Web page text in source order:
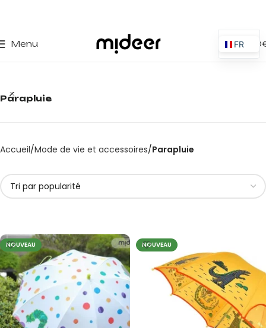
Menu 0,00
Parapluie
Accueil Mode de vie et accessoires Parapluie
NOUVEAU NOUVEAU
FR
ES